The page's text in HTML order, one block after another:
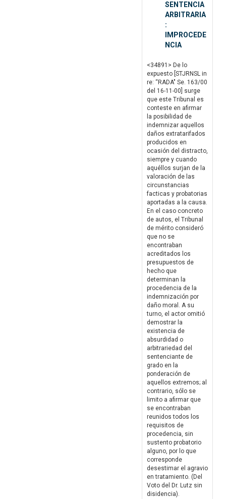
SENTENCIA
ARBITRARIA
:
IMPROCEDE
NCIA
<34891> De lo
expuesto [STJRNSL in
re: “RADA" Se. 163/00
del 16-11-00] surge
que este Tribunal es
conteste en afirmar
la posibilidad de
indemnizar aquellos
daños extratarifados
producidos en
ocasión del distracto,
siempre y cuando
aquéllos surjan de la
valoración de las
circunstancias
facticas y probatorias
aportadas a la causa.
En el caso concreto
de autos, el Tribunal
de mérito consideró
que no se
encontraban
acreditados los
presupuestos de
hecho que
determinan la
procedencia de la
indemnización por
daño moral. A su
turno, el actor omitió
demostrar la
existencia de
absurdidad o
arbitrariedad del
sentenciante de
grado en la
ponderación de
aquellos extremos; al
contrario, sólo se
limito a afirmar que
se encontraban
reunidos todos los
requisitos de
procedencia, sin
sustento probatorio
alguno, por lo que
corresponde
desestimar el agravio
en tratamiento. (Del
Voto del Dr. Lutz sin
disidencia).